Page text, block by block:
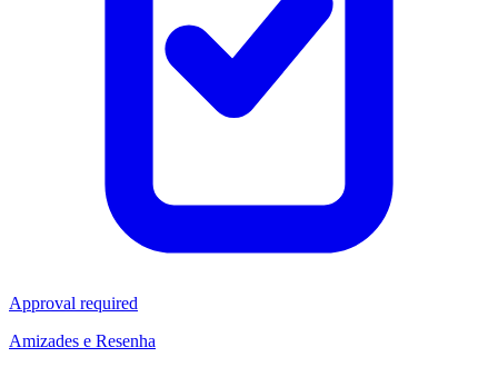
Approval required
Amizades e Resenha